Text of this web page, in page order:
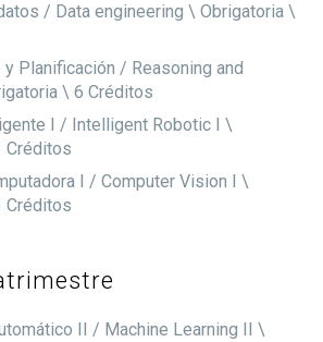
/ Data engineering \ Obrigatoria \
y Planificación / Reasoning and
\ 6 Créditos
I / Intelligent Robotic I \
Créditos
I / Computer Vision I \
Créditos
II / Machine Learning II \